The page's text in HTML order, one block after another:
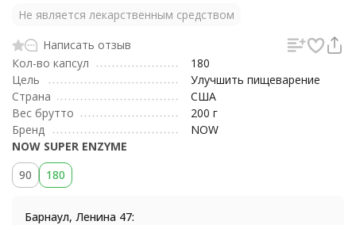
Не является лекарственным средством
Написать отзыв
Кол-во капсул
180
Цель
Улучшить пищеварение
Страна
США
Вес брутто
200 г
Бренд
NOW
NOW SUPER ENZYME
90
180
Барнаул, Ленина 47: